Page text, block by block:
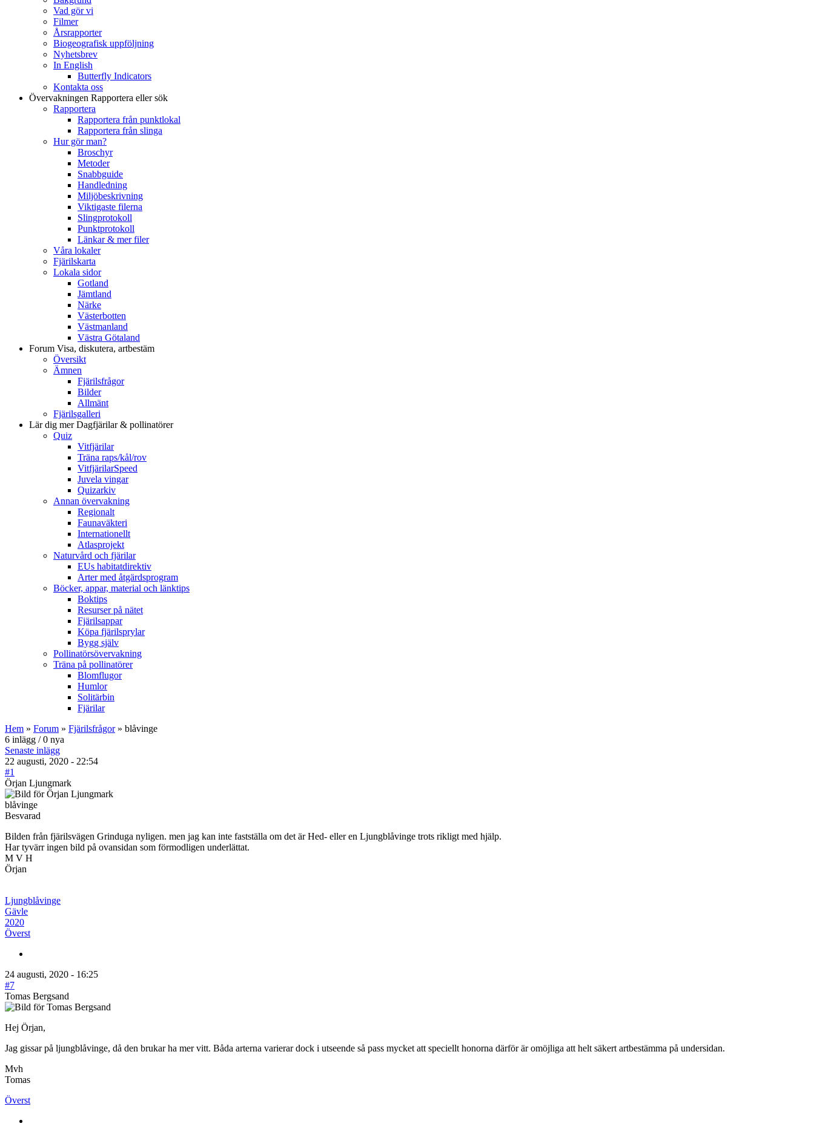
Vad gör vi
Filmer
Årsrapporter
Biogeografisk uppföljning
Nyhetsbrev
In English
Butterfly Indicators
Kontakta oss
Övervakningen Rapportera eller sök
Rapportera
Rapportera från punktlokal
Rapportera från slinga
Hur gör man?
Broschyr
Metoder
Snabbguide
Handledning
Miljöbeskrivning
Viktigaste filerna
Slingprotokoll
Punktprotokoll
Länkar & mer filer
Våra lokaler
Fjärilskarta
Lokala sidor
Gotland
Jämtland
Närke
Västerbotten
Västmanland
Västra Götaland
Forum Visa, diskutera, artbestäm
Översikt
Ämnen
Fjärilsfrågor
Bilder
Allmänt
Fjärilsgalleri
Lär dig merDagfjärilar & pollinatörer
Quiz
Vitfjärilar
Träna raps/kål/rov
VitfjärilarSpeed
Juvela vingar
Quizarkiv
Annan övervakning
Regionalt
Faunaväkteri
Internationellt
Atlasprojekt
Naturvård och fjärilar
EUs habitatdirektiv
Arter med åtgärdsprogram
Böcker, appar, material och länktips
Boktips
Resurser på nätet
Fjärilsappar
Köpa fjärilsprylar
Bygg själv
Pollinatörsövervakning
Träna på pollinatörer
Blomflugor
Humlor
Solitärbin
Fjärilar
Hem » Forum » Fjärilsfrågor» blåvinge
6 inlägg / 0 nya
Senaste inlägg
22 augusti, 2020 - 22:54
#1
Örjan Ljungmark
blåvinge
Besvarad
Bilden från fjärilsvägen Grinduga nyligen. men jag kan inte fastställa om det är Hed- eller en Ljungblåvinge trots rikligt med hjälp.
Har tyvärr ingen bild på ovansidan som förmodligen underlättat.
M V H
Örjan
Ljungblåvinge
Gävle
2020
Överst
24 augusti, 2020 - 16:25
#7
Tomas Bergsand
Hej Örjan,
Jag gissar på ljungblåvinge, då den brukar ha mer vitt. Båda arterna varierar dock i utseende så pass mycket att speciellt honorna därför är omöjliga att helt säkert artbestämma på undersidan.
Mvh
Tomas
Överst